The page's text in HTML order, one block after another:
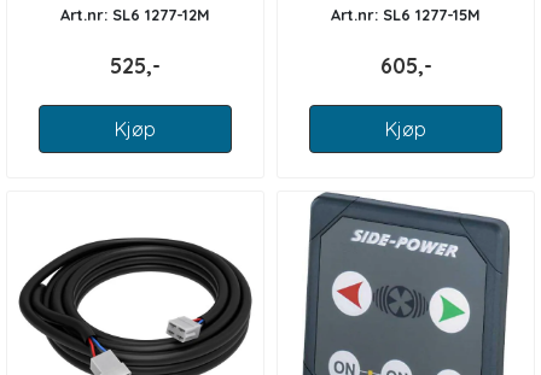
Art.nr: SL6 1277-12M
525,-
Kjøp
Art.nr: SL6 1277-15M
605,-
Kjøp